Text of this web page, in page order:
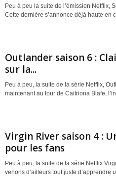
Peu à peu la suite de l’émission Netflix,
Cette dernière s’annonce déjà haute en
Outlander saison 6 :
sur la...
Peu à peu, la suite de la série Netflix,
maintenant au tour de Caitriona Blafe,
Virgin River saison 4 :
pour les fans
Peu à peu, la suite de la série Netflix
venons d’ailleurs tout juste d’apprendre